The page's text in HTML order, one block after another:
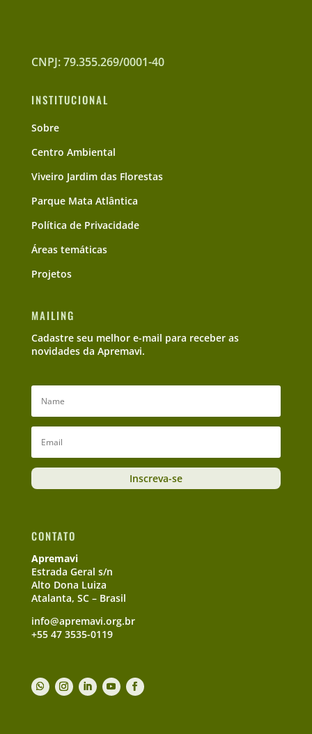
CNPJ: 79.355.269/0001-40
INSTITUCIONAL
Sobre
Centro Ambiental
Viveiro Jardim das Florestas
Parque Mata Atlântica
Política de Privacidade
Áreas temáticas
Projetos
MAILING
Cadastre seu melhor e-mail para receber as
novidades da Apremavi.
Inscreva-se
CONTATO
Apremavi
Estrada Geral s/n
Alto Dona Luiza
Atalanta, SC – Brasil
info@apremavi.org.br
+55 47 3535-0119